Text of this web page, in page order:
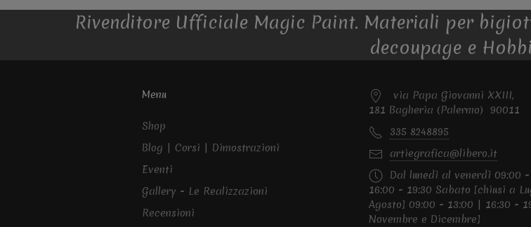
Rivenditore Ufficiale Magic Paint. Materiali per
decoupage e
Menu
Shop
Blog | Corsi | Dimostrazioni
Eventi
Gallery - Le Realizzazioni
Recensioni
via Papa Giovanni XXIII,
181 Bagheria (Palermo) 90011
335 8248895
artiegrafica@libero.it
Dal lunedì al venerdì 09:00
16:00 - 19:30 Sabato [chiusi a
Agosto] 09:00 - 13:00 | 16:30 -
Novembre e Dicembre]